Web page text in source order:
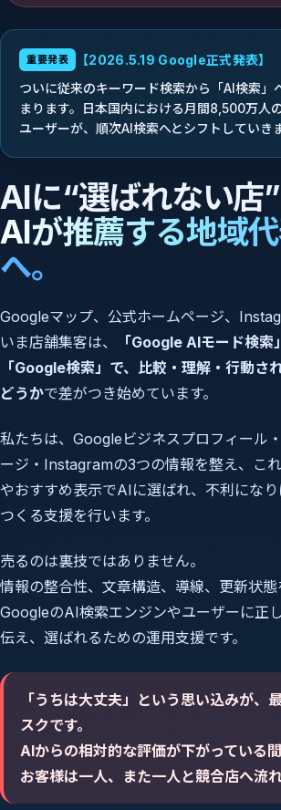
重要発表
【2026.5.19 Google正式発表】
ついに従来のキーワード検索から「AI検索」
まります。日本国内における月間8,500万人
ユーザーが、順次AI検索へとシフトしていきま
AIに“選ばれない店”
AIが推薦する地域
へ。
Googleマップ、公式ホームページ、
いま店舗集客は、
「Google AIモード検索
「Google検索」で、比較・理解・行動さ
どうかで差がつき始めています。
私たちは、Googleビジネスプロフィール
ージ・Instagramの3つの情報を整え、こ
やおすすめ表示でAIに選ばれ、不利にな
つくる支援を行います。
売るのは裏技ではありません。
情報の整合性、文章構造、導線、更新状態
GoogleのAI検索エンジンやユーザーに正
伝え、選ばれるための運用支援です。
「うちは大丈夫」という思い込みが、
スクです。
AIからの相対的な評価が下がっている
お客様は一人、また一人と競合店へ流れ